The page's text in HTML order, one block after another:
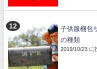
子供服梱包
の種類
2019/10/23 に